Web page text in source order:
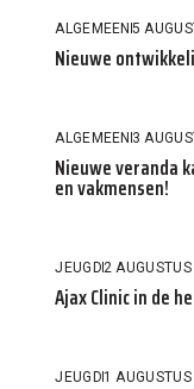
ALGEMEEN5
Nieuwe
ALGEMEEN3
Nieuwe veranda
en vakmensen!
JEUGD2
Ajax Clinic in de
JEUGD1